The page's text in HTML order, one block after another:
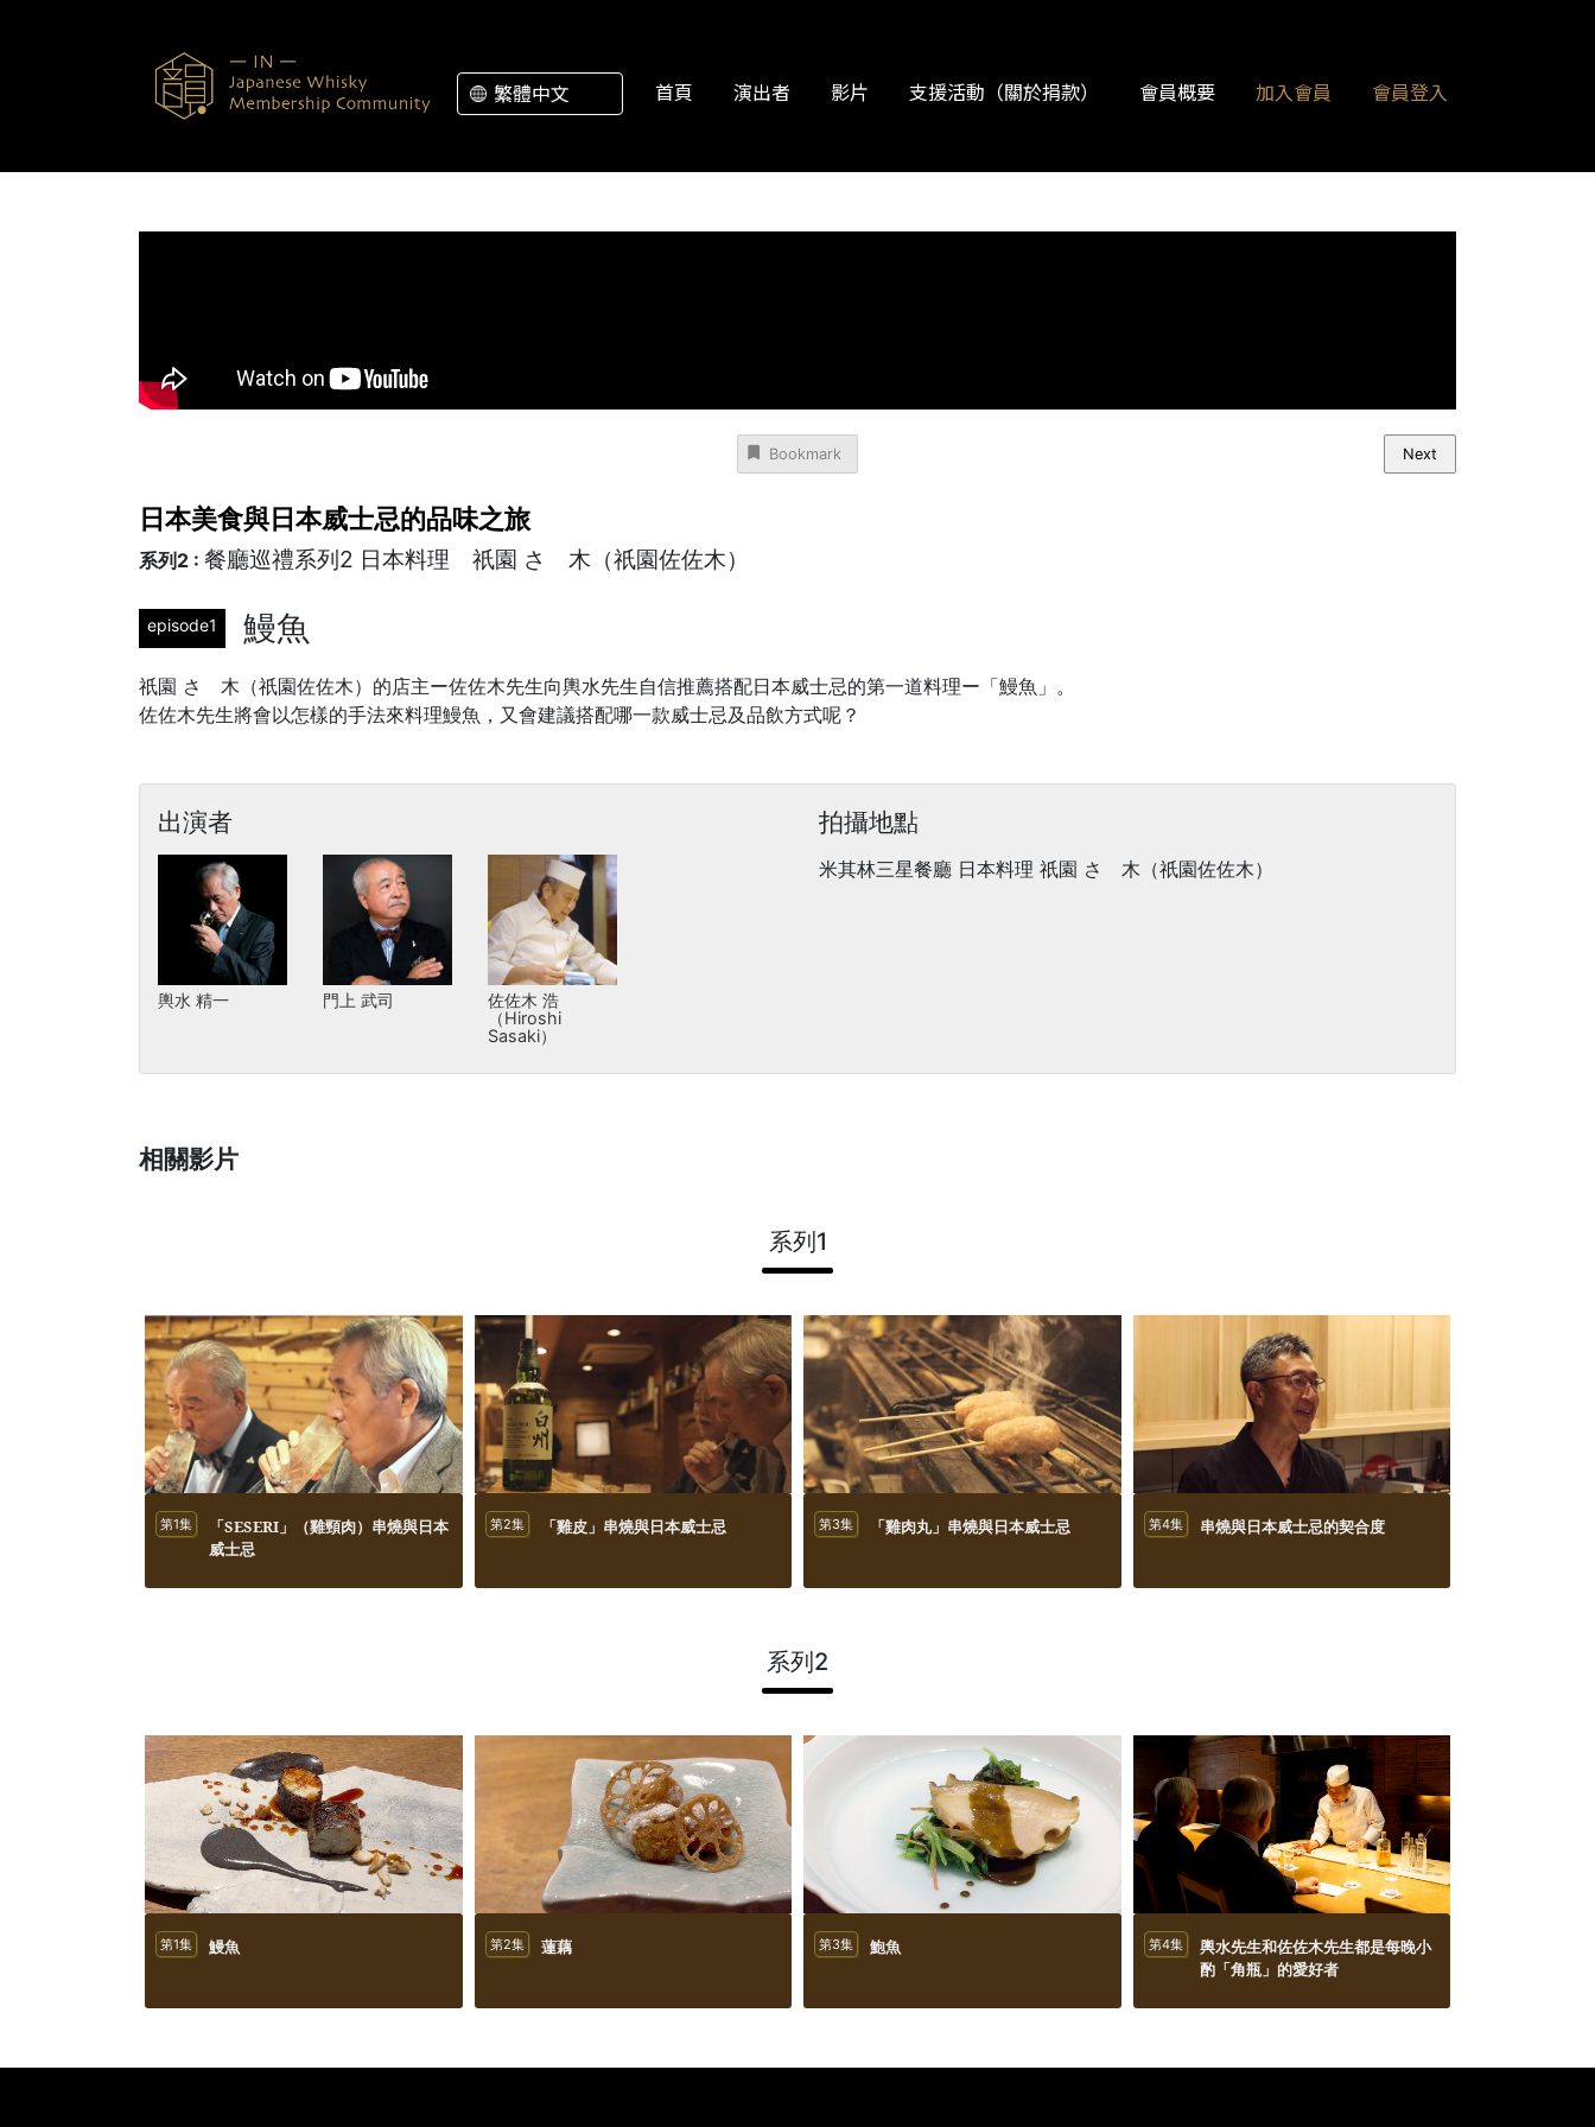
繁體中文 首頁 演出者 影片 支援活動（關於捐款） 會員概要 加入會員 會員登入
Bookmark Next
日本美食與日本威士忌的品味之旅
系列2 : 餐廳巡禮系列2 日本料理 祇園 さゝ木（祇園佐佐木）
episode1 鰻魚
祇園 さゝ木（祇園佐佐木）的店主ー佐佐木先生向輿水先生自信推薦搭配日本威士忌的第一道料理ー「鰻魚」。
佐佐木先生將會以怎樣的手法來料理鰻魚，又會建議搭配哪一款威士忌及品飲方式呢？
出演者
輿水 精一 門上 武司
佐佐木 浩
（Hiroshi
Sasaki）
拍攝地點
米其林三星餐廳 日本料理 祇園 さゝ木（祇園佐佐木）
相關影片
系列1
第1集
「SESERI」（雞頸肉）串燒與日本
威士忌
第2集 「雞皮」串燒與日本威士忌 第3集 「雞肉丸」串燒與日本威士忌 第4集 串燒與日本威士忌的契合度
系列2
第1集 鰻魚 第2集 蓮藕 第3集 鮑魚 第4集
輿水先生和佐佐木先生都是每晚小
酌「角瓶」的愛好者